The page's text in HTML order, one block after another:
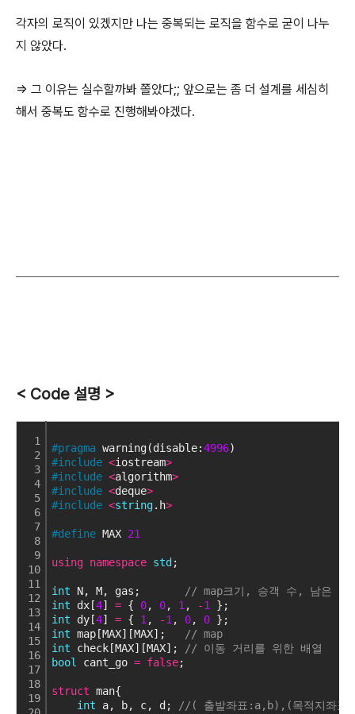
각자의 로직이 있겠지만 나는 중복되는 로직을 함수로 굳이 나누
지 않았다.
=> 그 이유는 실수할까봐 쫄았다;; 앞으로는 좀 더 설계를 세심히
해서 중복도 함수로 진행해봐야겠다.
< Code 설명 >
1
2
3
4
5
6
7
8
9
10
11
12
13
14
15
16
17
18
19
#pragma warning(disable:4996)
#include <iostream>
#include <algorithm>
#include <deque>
#include <string.h>
#define MAX 21
using namespace std ;
int N, M, gas;
// map크기, 승객 수, 남은 연
int dx[4] = { 0, 0, 1 , -1
};
int dy[4] = { 1 , -1 , 0, 0 };
int map[MAX][MAX];
// map
int check[MAX][MAX];
// 이동 거리를 위한 배열
bool
cant_go = false;
struct man{
int a, b, c, d;
//( 출발좌표:a,b),(목적지좌